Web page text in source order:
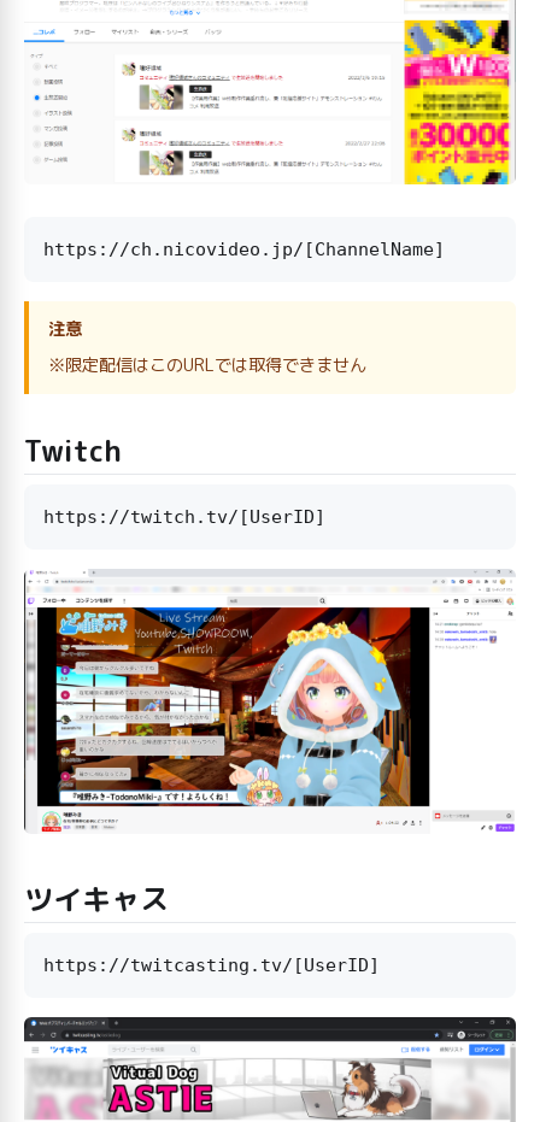
注意
※限定配信はこのURLでは取得できません
Twitch
ツイキャス